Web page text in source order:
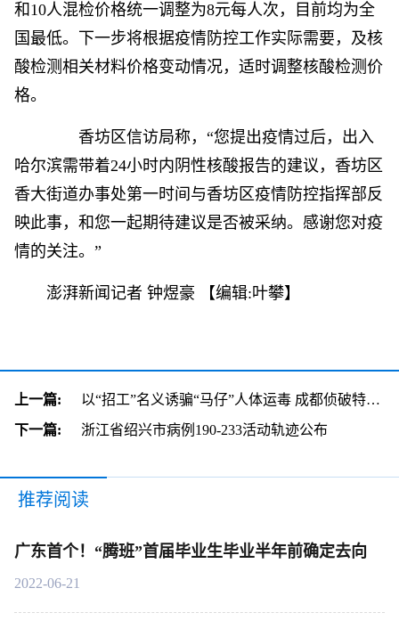
和10人混检价格统一调整为8元每人次，目前均为全
国最低。下一步将根据疫情防控工作实际需要，及核
酸检测相关材料价格变动情况，适时调整核酸检测价
格。
香坊区信访局称，“您提出疫情过后，出入
哈尔滨需带着24小时内阴性核酸报告的建议，香坊区
香大街道办事处第一时间与香坊区疫情防控指挥部反
映此事，和您一起期待建议是否被采纳。感谢您对疫
情的关注。”
澎湃新闻记者 钟煜豪 【编辑:叶攀】
上一篇:
以“招工”名义诱骗“马仔”人体运毒 成都侦破特大跨国涉黑走私毒品案
下一篇:
浙江省绍兴市病例190-233活动轨迹公布
推荐阅读
广东首个！“腾班”首届毕业生毕业半年前确定去向
2022-06-21